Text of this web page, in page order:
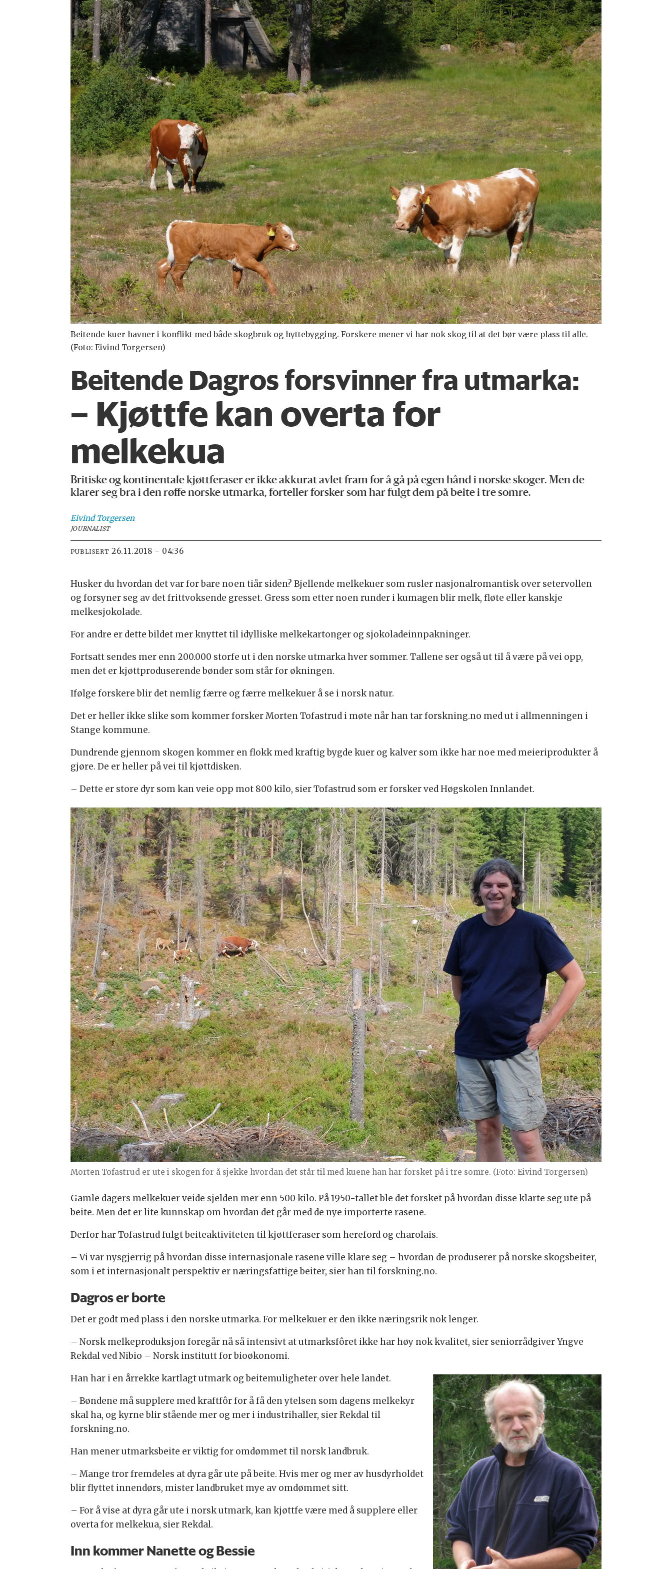
Beitende kuer havner i konflikt med både skogbruk og hyttebygging. Forskere mener vi har nok skog til at det bør være plass til alle.
(Foto: Eivind Torgersen)
Beitende Dagros forsvinner fra utmarka:
– Kjøttfe kan overta for
melkekua
Britiske og kontinentale kjøttferaser er ikke akkurat avlet fram for å gå på egen hånd i norske skoger. Men de
klarer seg bra i den røffe norske utmarka, forteller forsker som har fulgt dem på beite i tre somre.
Eivind Torgersen
JOURNALIST
PUBLISERT 26.11.2018 - 04:36
Husker du hvordan det var for bare noen tiår siden? Bjellende melkekuer som rusler nasjonalromantisk over setervollen
og forsyner seg av det frittvoksende gresset. Gress som etter noen runder i kumagen blir melk, fløte eller kanskje
melkesjokolade.
For andre er dette bildet mer knyttet til idylliske melkekartonger og sjokoladeinnpakninger.
Fortsatt sendes mer enn 200.000 storfe ut i den norske utmarka hver sommer. Tallene ser også ut til å være på vei opp,
men det er kjøttproduserende bønder som står for økningen.
Ifølge forskere blir det nemlig færre og færre melkekuer å se i norsk natur.
Det er heller ikke slike som kommer forsker Morten Tofastrud i møte når han tar forskning.no med ut i allmenningen i
Stange kommune.
Dundrende gjennom skogen kommer en flokk med kraftig bygde kuer og kalver som ikke har noe med meieriprodukter å
gjøre. De er heller på vei til kjøttdisken.
– Dette er store dyr som kan veie opp mot 800 kilo, sier Tofastrud som er forsker ved Høgskolen Innlandet.
Morten Tofastrud er ute i skogen for å sjekke hvordan det står til med kuene han har forsket på i tre somre. (Foto: Eivind Torgersen)
Gamle dagers melkekuer veide sjelden mer enn 500 kilo. På 1950-tallet ble det forsket på hvordan disse klarte seg ute på
beite. Men det er lite kunnskap om hvordan det går med de nye importerte rasene.
Derfor har Tofastrud fulgt beiteaktiviteten til kjøttferaser som hereford og charolais.
– Vi var nysgjerrig på hvordan disse internasjonale rasene ville klare seg – hvordan de produserer på norske skogsbeiter,
som i et internasjonalt perspektiv er næringsfattige beiter, sier han til forskning.no.
Dagros er borte
Det er godt med plass i den norske utmarka. For melkekuer er den ikke næringsrik nok lenger.
– Norsk melkeproduksjon foregår nå så intensivt at utmarksfôret ikke har høy nok kvalitet, sier seniorrådgiver Yngve
Rekdal ved Nibio – Norsk institutt for bioøkonomi.
Han har i en årrekke kartlagt utmark og beitemuligheter over hele landet.
– Bøndene må supplere med kraftfôr for å få den ytelsen som dagens melkekyr
skal ha, og kyrne blir stående mer og mer i industrihaller, sier Rekdal til
forskning.no.
Han mener utmarksbeite er viktig for omdømmet til norsk landbruk.
– Mange tror fremdeles at dyra går ute på beite. Hvis mer og mer av husdyrholdet
blir flyttet innendørs, mister landbruket mye av omdømmet sitt.
– For å vise at dyra går ute i norsk utmark, kan kjøttfe være med å supplere eller
overta for melkekua, sier Rekdal.
Inn kommer Nanette og Bessie